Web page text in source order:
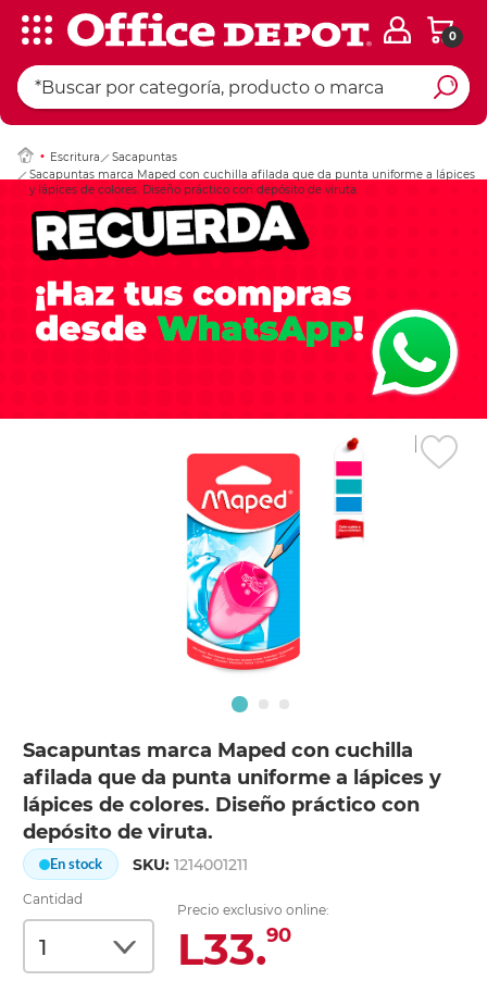
0
Escritura
Sacapuntas
Sacapuntas marca Maped con cuchilla afilada que da punta uniforme a lápices
y lápices de colores. Diseño práctico con depósito de viruta.
Sacapuntas marca Maped con cuchilla
afilada que da punta uniforme a lápices y
lápices de colores. Diseño práctico con
depósito de viruta.
En stock SKU:1214001211
Cantidad
Precio exclusivo online:
L33.90
Ingresar Codigo